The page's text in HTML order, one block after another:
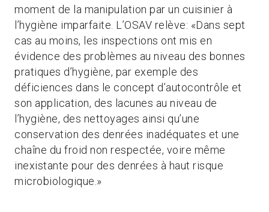
moment de la manipulation par un cuisinier à
l’hygiène imparfaite. L’OSAV relève: «Dans sept
cas au moins, les inspections ont mis en
évidence des problèmes au niveau des bonnes
pratiques d’hygiène, par exemple des
déficiences dans le concept d’autocontrôle et
son application, des lacunes au niveau de
l’hygiène, des nettoyages ainsi qu’une
conservation des denrées inadéquates et une
chaîne du froid non respectée, voire même
inexistante pour des denrées à haut risque
microbiologique.»